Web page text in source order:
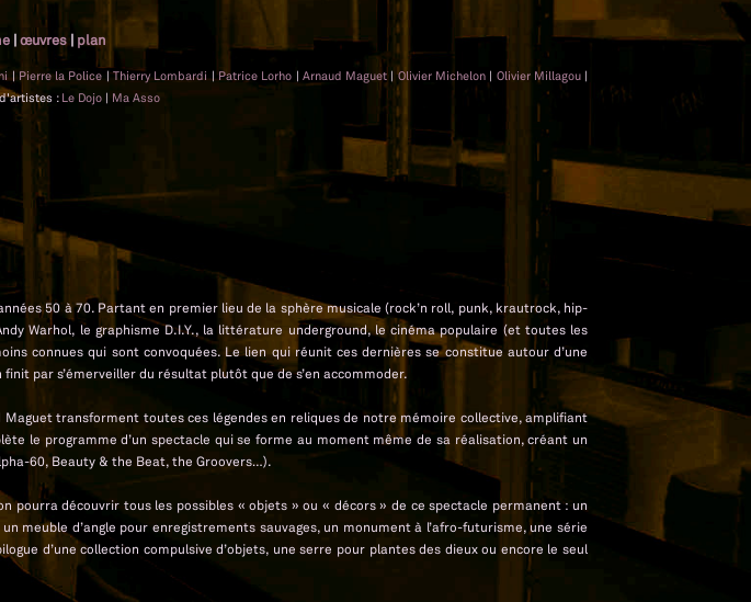
|œuvres | plan
| Pierre la Police |Thierry Lombardi |Patrice Lorho | Arnaud Maguet |Olivier Michelon | Olivier Millagou |
: Le Dojo | Ma Asso
50 à 70. Partant en premier lieu de la sphère musicale (rock’n roll, punk, krautrock, hip-
Warhol, le graphisme D.I.Y., la littérature underground, le cinéma populaire (et toutes les
connues qui sont convoquées. Le lien qui réunit ces dernières se constitue autour d’une
par s’émerveiller du résultat plutôt que de s’en accommoder.
Maguet transforment toutes ces légendes en reliques de notre mémoire collective, amplifiant
le programme d’un spectacle qui se forme au moment même de sa réalisation, créant un
60, Beauty & the Beat, the Groovers…).
pourra découvrir tous les possibles « objets » ou « décors » de ce spectacle permanent : un
meuble d’angle pour enregistrements sauvages, un monument à l’afro-futurisme, une série
d’une collection compulsive d’objets, une serre pour plantes des dieux ou encore le seul